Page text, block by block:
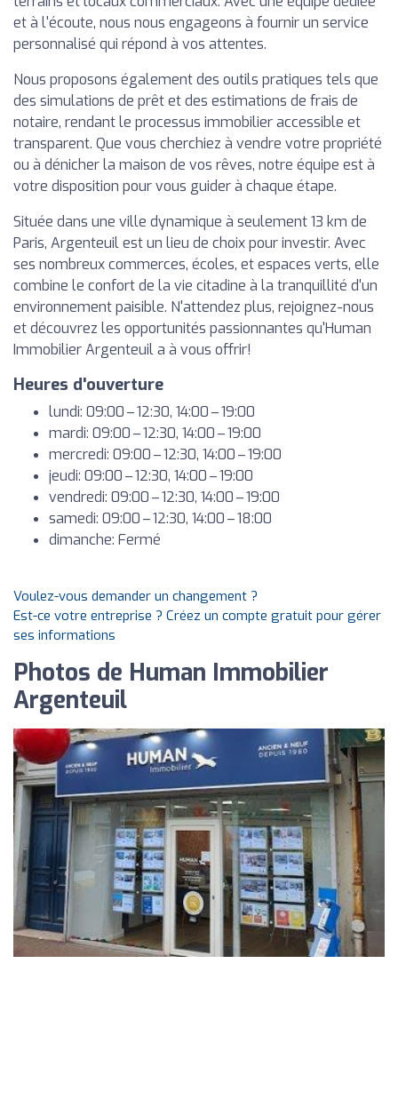
et à l'écoute, nous nous engageons à fournir un service
personnalisé qui répond à vos attentes.
Nous proposons également des outils pratiques tels que
des simulations de prêt et des estimations de frais de
notaire, rendant le processus immobilier accessible et
transparent. Que vous cherchiez à vendre votre propriété
ou à dénicher la maison de vos rêves, notre équipe est à
votre disposition pour vous guider à chaque étape.
Située dans une ville dynamique à seulement 13 km de
Paris, Argenteuil est un lieu de choix pour investir. Avec
ses nombreux commerces, écoles, et espaces verts, elle
combine le confort de la vie citadine à la tranquillité d'un
environnement paisible. N'attendez plus, rejoignez-nous
et découvrez les opportunités passionnantes qu'Human
Immobilier Argenteuil a à vous offrir!
Heures d'ouverture
lundi: 09:00 – 12:30, 14:00 – 19:00
mardi: 09:00 – 12:30, 14:00 – 19:00
mercredi: 09:00 – 12:30, 14:00 – 19:00
jeudi: 09:00 – 12:30, 14:00 – 19:00
vendredi: 09:00 – 12:30, 14:00 – 19:00
samedi: 09:00 – 12:30, 14:00 – 18:00
dimanche: Fermé
Voulez-vous demander un changement ?
Est-ce votre entreprise ? Créez un compte gratuit pour gérer
ses informations
Photos de Human Immobilier
Argenteuil